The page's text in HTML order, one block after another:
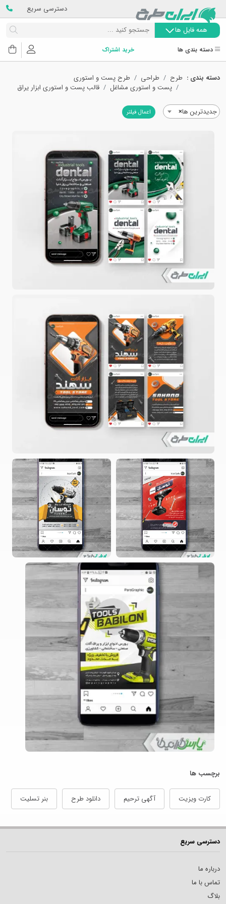
دسترسی سریع
همه فایل ها
دسته بندی ها خرید اشتراک
دسته بندی : طرح طراحی
طرح پست و استوری
پست و استوری مشاغل
قالب پست و استوری ابزار یراق
×جدیدترین ها اعمال فیلتر
برچسب ها
کارت ویزیت آگهی ترحیم دانلود طرح بنر تسلیت
دسترسی سریع
درباره ما
تماس با ما
بلاگ